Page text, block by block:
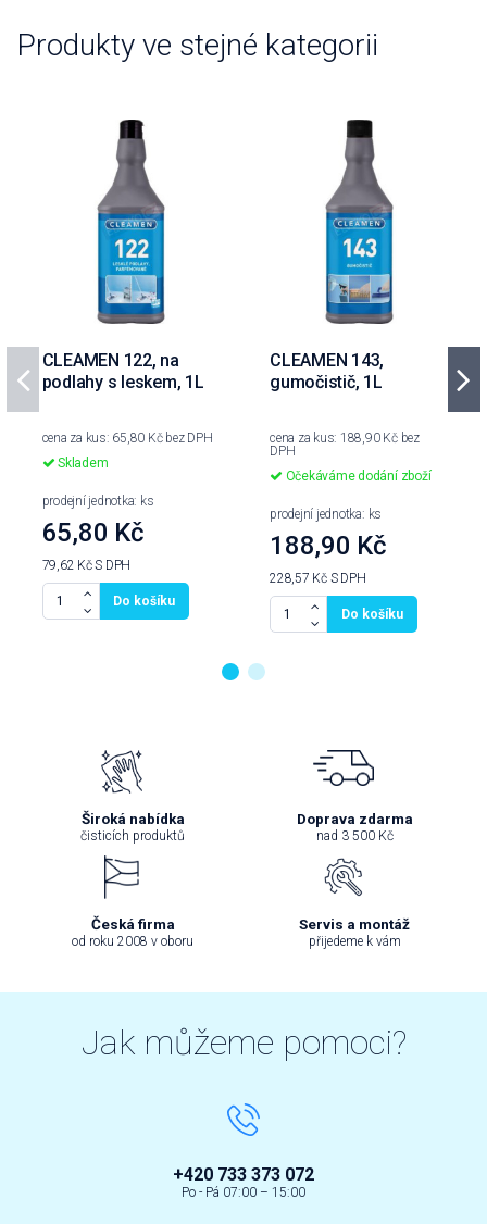
Produkty ve stejné kategorii
CLEAMEN 122, na
podlahy s leskem, 1L
cena za kus: 65,80 Kč bez DPH
Skladem
prodejní jednotka: ks
65,80 Kč
79,62 KčS DPH
Do košíku
CLEAMEN 143,
gumočistič, 1L
cena za kus: 188,90 Kč bez
DPH
Očekáváme dodání zboží
prodejní jednotka: ks
188,90 Kč
228,57 Kč S DPH
Do košíku
Široká nabídka
čisticích produktů
Doprava zdarma
nad 3 500 Kč
Česká firma
od roku 2008 v oboru
Servis a montáž
přijedeme k vám
Jak můžeme pomoci?
+420 733 373 072
Po - Pá 07:00 – 15:00